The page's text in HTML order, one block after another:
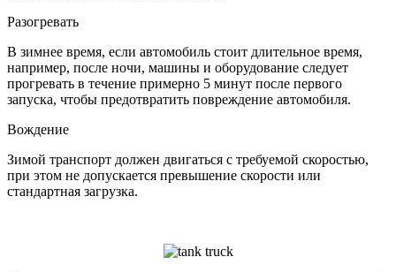
Разогревать
В зимнее время, если автомобиль стоит длительное время,
например, после ночи, машины и оборудование следует
прогревать в течение примерно 5 минут после первого
запуска, чтобы предотвратить повреждение автомобиля.
Вождение
Зимой транспорт должен двигаться с требуемой скоростью,
при этом не допускается превышение скорости или
стандартная загрузка.